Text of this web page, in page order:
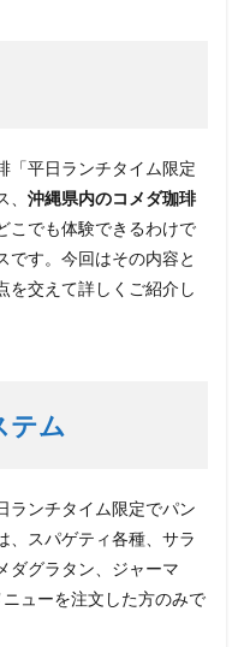
「平日ランチタイム限定
沖縄県内のコメダ珈琲
こでも体験できるわけで
です。今回はその内容と
を交えて詳しくご紹介し
テム
ランチタイム限定でパン
、スパゲティ各種、サラ
ダグラタン、ジャーマ
ューを注文した方のみで